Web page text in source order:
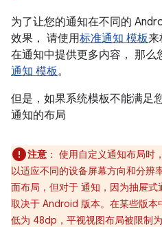
为了让您的通知在不同的
效果， 请使用标准通知 模板来
在通知中提供更多内容， 那么
通知 模板。
但是，如果系统模板不能满足
通知的布局
注意 ： 使用自定义通知布局时
以适应不同的设备屏幕方向和分辨
面布局，但对于 通知，因为抽屉
取决于 Android 版本。在某些版本
低为 48dp，平视视图布局被限制